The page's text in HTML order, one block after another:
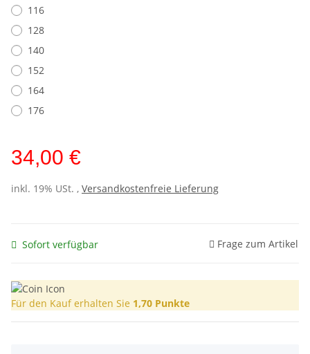
116
128
140
152
164
176
34,00 €
inkl. 19% USt. , Versandkostenfreie Lieferung
Sofort verfügbar Frage zum Artikel
Für den Kauf erhalten Sie 1,70 Punkte